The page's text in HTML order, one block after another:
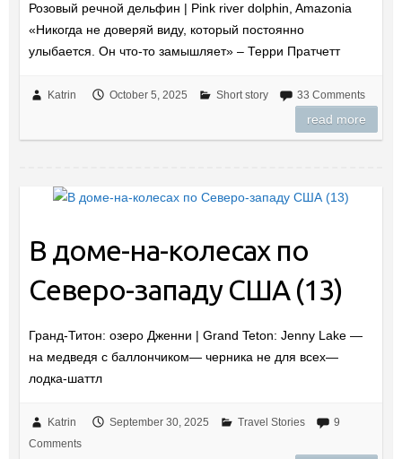
Розовый речной дельфин | Pink river dolphin, Amazonia
«Никогда не доверяй виду, который постоянно
улыбается. Он что-то замышляет» – Терри Пратчетт
Katrin October 5, 2025 Short story 33 Comments
read more
В доме-на-колесах по
Северо-западу США (13)
Гранд-Титон: озеро Дженни | Grand Teton: Jenny Lake —
на медведя с баллончиком— черника не для всех—
лодка-шаттл
Katrin September 30, 2025 Travel Stories
9
Comments